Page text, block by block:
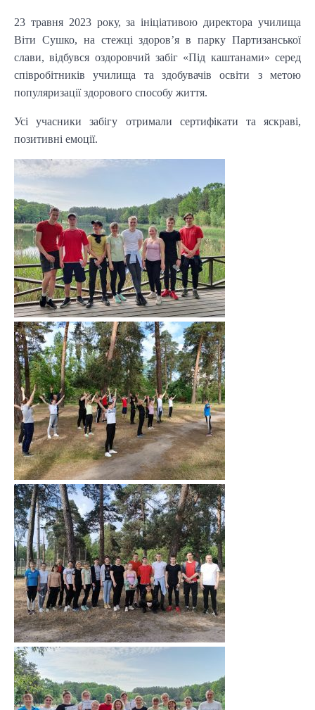
23 травня 2023 року, за ініціативою директора училища
Віти Сушко, на стежці здоров’я в парку Партизанської
слави, відбувся оздоровчий забіг «Під каштанами» серед
співробітників училища та здобувачів освіти з метою
популяризації здорового способу життя.
Усі учасники забігу отримали сертифікати та яскраві,
позитивні емоції.